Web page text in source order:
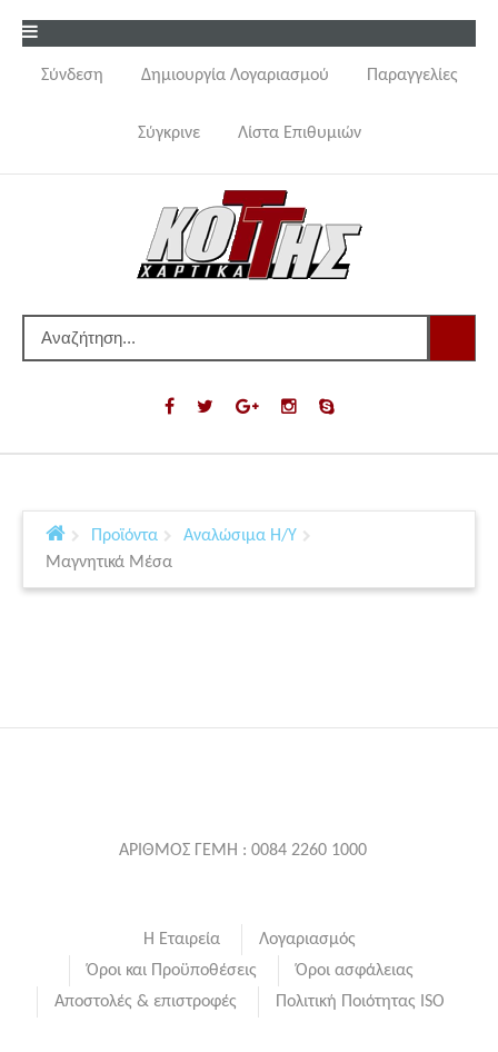
Σύνδεση Δημιουργία Λογαριασμού Παραγγελίες
Σύγκρινε Λίστα Επιθυμιών
Προϊόντα
Αναλώσιμα Η/Υ
Μαγνητικά Μέσα
ΑΡΙΘΜΟΣ ΓΕΜΗ : 0084 2260 1000
Η Εταιρεία
Λογαριασμός
Όροι και Προϋποθέσεις
Όροι ασφάλειας
Αποστολές & επιστροφές
Πολιτική Ποιότητας ISO